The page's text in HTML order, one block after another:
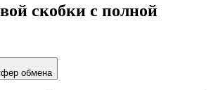
скобки с полной
обмена